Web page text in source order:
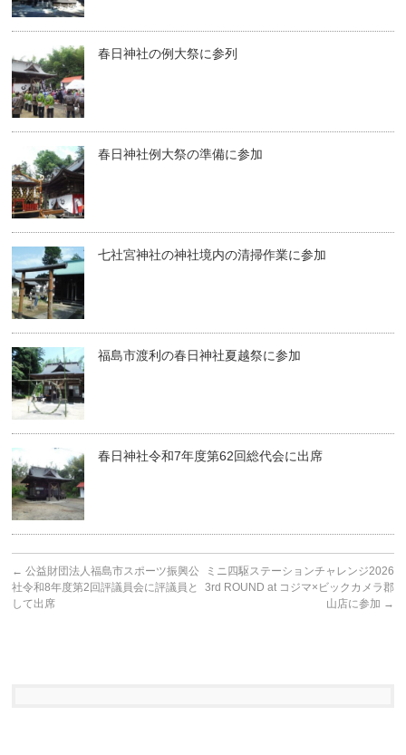
春日神社の例大祭に参列
春日神社例大祭の準備に参加
七社宮神社の神社境内の清掃作業に参加
福島市渡利の春日神社夏越祭に参加
春日神社令和7年度第62回総代会に出席
← 公益財団法人福島市スポーツ振興公
社令和8年度第2回評議員会に評議員と
して出席
ミニ四駆ステーションチャレンジ2026
3rd ROUND at コジマ×ビックカメラ郡
山店に参加 →